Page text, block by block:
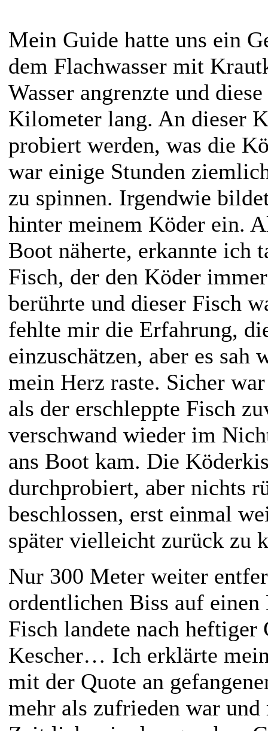
Mein Guide hatte uns ein
dem Flachwasser mit
Wasser angrenzte und
Kilometer lang. An dieser
probiert werden, was die
war einige Stunden
zu spinnen. Irgendwie
hinter meinem Köder ein.
Boot näherte, erkannte ich
Fisch, der den Köder
berührte und dieser Fisch
fehlte mir die Erfahrung,
einzuschätzen, aber es sah
mein Herz raste. Sicher
als der erschleppte Fisch
verschwand wieder im
ans Boot kam. Die
durchprobiert, aber nichts
beschlossen, erst einmal
später vielleicht zurück zu
Nur 300 Meter weiter
ordentlichen Biss auf
Fisch landete nach heftiger
Kescher… Ich erklärte
mit der Quote an
mehr als zufrieden war